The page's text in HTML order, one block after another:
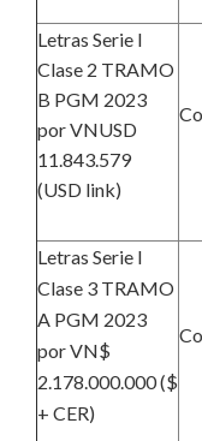
Letras Serie I
Clase 2 TRAMO
B PGM 2023
por VNUSD
11.843.579
(USD link)
Letras Serie I
Clase 3 TRAMO
A PGM 2023
por VN$
2.178.000.000 ($
+ CER)